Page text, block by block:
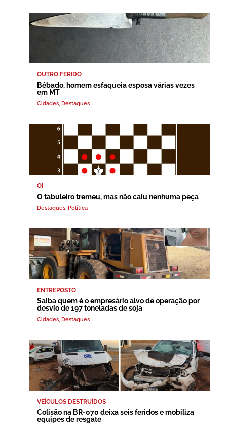
OUTRO FERIDO
Bêbado, homem esfaqueia esposa várias vezes
em MT
Cidades, Destaques
OI
O tabuleiro tremeu, mas não caiu nenhuma peça
Destaques, Política
ENTREPOSTO
Saiba quem é o empresário alvo de operação por
desvio de 197 toneladas de soja
Cidades, Destaques
VEÍCULOS DESTRUÍDOS
Colisão na BR-070 deixa seis feridos e mobiliza
equipes de resgate